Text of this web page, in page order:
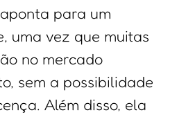
para um
uma vez que muitas
no mercado
sem a possibilidade
Além disso, ela